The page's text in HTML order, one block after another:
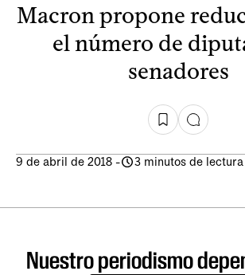
Macron propone
el número de
senadores
9 de abril de 2018 - 3 minutos de lectura
Nuestro periodismo